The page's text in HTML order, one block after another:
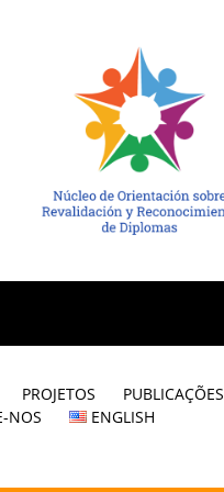
PROJETOS
PUBLICAÇÕES
NOS
ENGLISH